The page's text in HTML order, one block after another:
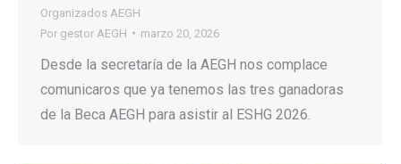
Organizados AEGH
Por gestor AEGH marzo 20, 2026
Desde la secretaría de la AEGH nos complace
comunicaros que ya tenemos las tres ganadoras
de la Beca AEGH para asistir al ESHG 2026.